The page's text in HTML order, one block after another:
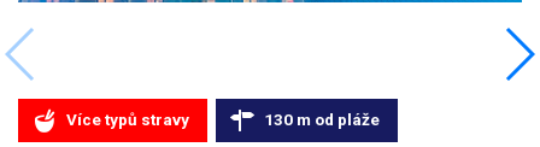
Více typů stravy 130 m od pláže